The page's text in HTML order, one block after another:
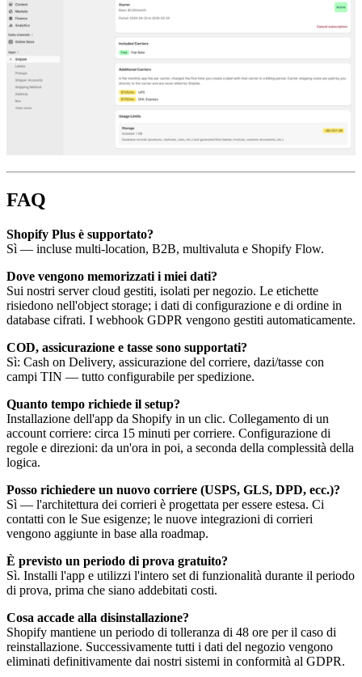
FAQ
Shopify Plus è supportato?
Sì — incluse multi-location, B2B, multivaluta e Shopify Flow.
Dove vengono memorizzati i miei dati?
Sui nostri server cloud gestiti, isolati per negozio. Le etichette
risiedono nell'object storage; i dati di configurazione e di ordine in
database cifrati. I webhook GDPR vengono gestiti automaticamente.
COD, assicurazione e tasse sono supportati?
Sì: Cash on Delivery, assicurazione del corriere, dazi/tasse con
campi TIN — tutto configurabile per spedizione.
Quanto tempo richiede il setup?
Installazione dell'app da Shopify in un clic. Collegamento di un
account corriere: circa 15 minuti per corriere. Configurazione di
regole e direzioni: da un'ora in poi, a seconda della complessità della
logica.
Posso richiedere un nuovo corriere (USPS, GLS, DPD, ecc.)?
Sì — l'architettura dei corrieri è progettata per essere estesa. Ci
contatti con le Sue esigenze; le nuove integrazioni di corrieri
vengono aggiunte in base alla roadmap.
È previsto un periodo di prova gratuito?
Sì. Installi l'app e utilizzi l'intero set di funzionalità durante il periodo
di prova, prima che siano addebitati costi.
Cosa accade alla disinstallazione?
Shopify mantiene un periodo di tolleranza di 48 ore per il caso di
reinstallazione. Successivamente tutti i dati del negozio vengono
eliminati definitivamente dai nostri sistemi in conformità al GDPR.